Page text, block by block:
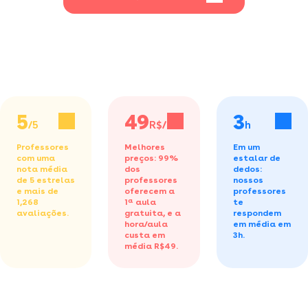
5/5
Professores
com uma
nota média
de 5 estrelas
e mais de
1,268
avaliações.
49R$/h
Melhores
preços: 99%
dos
professores
oferecem a
1ª aula
gratuita, e a
hora/aula
custa em
média R$49.
3h
Em um
estalar de
dedos:
nossos
professores
te
respondem
em média em
3h.